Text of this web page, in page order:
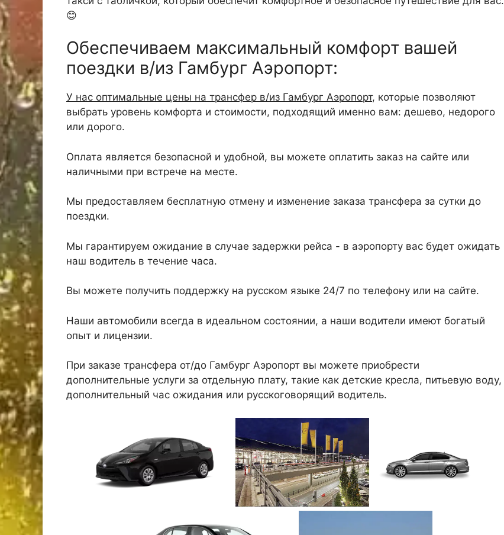
😊
Обеспечиваем максимальный комфорт вашей
поездки в/из Гамбург Аэропорт:
У нас оптимальные цены на трансфер в/из Гамбург Аэропорт, которые позволяют
выбрать уровень комфорта и стоимости, подходящий именно вам: дешево, недорого
или дорого.
Оплата является безопасной и удобной, вы можете оплатить заказ на сайте или
наличными при встрече на месте.
Мы предоставляем бесплатную отмену и изменение заказа трансфера за сутки до
поездки.
Мы гарантируем ожидание в случае задержки рейса - в аэропорту вас будет ожидать
наш водитель в течение часа.
Вы можете получить поддержку на русском языке 24/7 по телефону или на сайте.
Наши автомобили всегда в идеальном состоянии, а наши водители имеют богатый
опыт и лицензии.
При заказе трансфера от/до Гамбург Аэропорт вы можете приобрести
дополнительные услуги за отдельную плату, такие как детские кресла, питьевую воду,
дополнительный час ожидания или русскоговорящий водитель.